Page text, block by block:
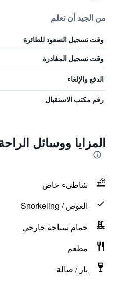
من الجيد أن تعلم
وقت تسجيل الصعود للطائرة
وقت تسجيل المغادرة
الدفع والإلغاء
رقم مكتب الاستقبال
المزايا ووسائل
شاطىء خاص
الغوص / Snorkeling
حمام سباحة خارجي
مطعم
بار / صالة